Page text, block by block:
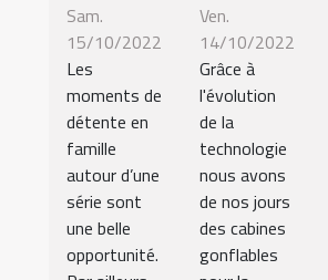
Sam.
15/10/2022
Les
moments de
détente en
famille
autour d’une
série sont
une belle
opportunité.
Ven.
14/10/2022
Grâce à
l'évolution
de la
technologie
nous avons
de nos jours
des cabines
gonflables